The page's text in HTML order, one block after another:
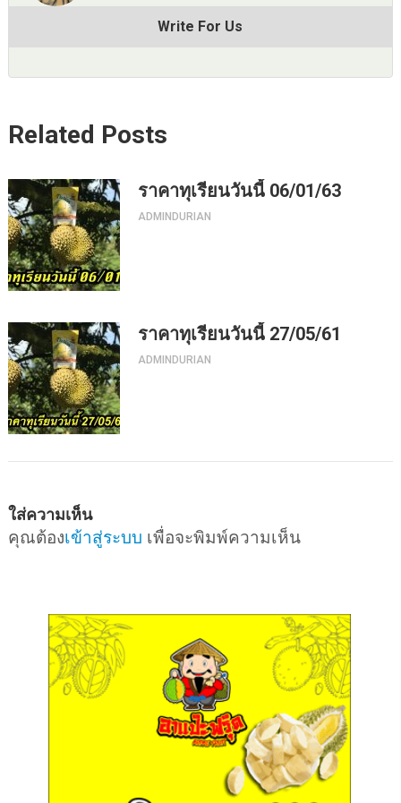
Write For Us
Related Posts
ราคาทุเรียนวันนี้ 06/01/63
ADMINDURIAN
ราคาทุเรียนวันนี้ 27/05/61
ADMINDURIAN
ใส่ความเห็น
คุณต้องเข้าสู่ระบบ เพื่อจะพิมพ์ความเห็น